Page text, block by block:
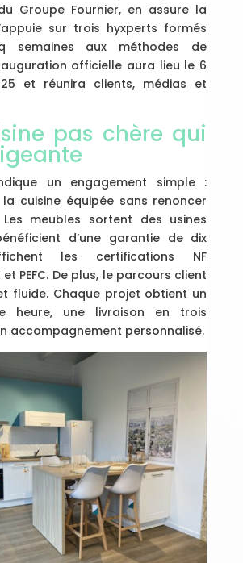
Groupe Fournier, en assure la
sur trois hyxperts formés
semaines aux méthodes de
officielle aura lieu le 6
et réunira clients, médias et
pas chère qui
un engagement simple :
cuisine équipée sans renoncer
meubles sortent des usines
d’une garantie de dix
les certifications NF
PEFC. De plus, le parcours client
fluide. Chaque projet obtient un
heure, une livraison en trois
accompagnement personnalisé.